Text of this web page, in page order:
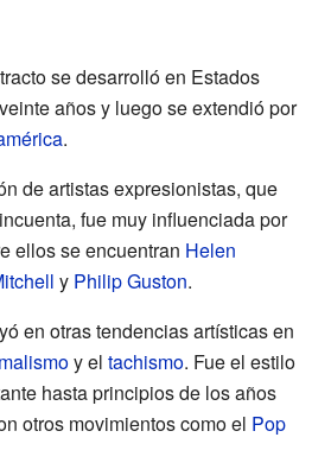
se desarrolló en Estados
años y luego se extendió por
.
de artistas expresionistas, que
fue muy influenciada por
ellos se encuentran Helen
y Philip Guston.
en otras tendencias artísticas en
y el tachismo. Fue el estilo
hasta principios de los años
otros movimientos como el Pop